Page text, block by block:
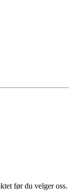
før du velger oss.